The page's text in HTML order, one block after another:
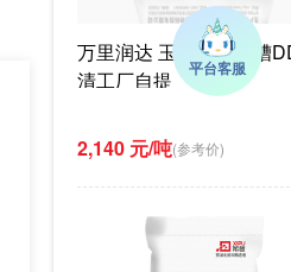
万里润达 玉米干酒精糟
清工厂自提
2,140 元/吨(参考价)